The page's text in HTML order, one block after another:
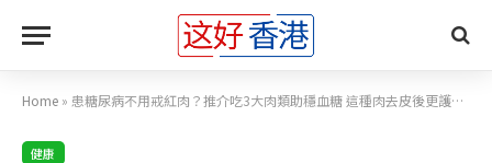
Home » 患糖尿病不用戒紅肉？推介吃3大肉類助穩血糖 這種肉去皮後更護心血管
健康